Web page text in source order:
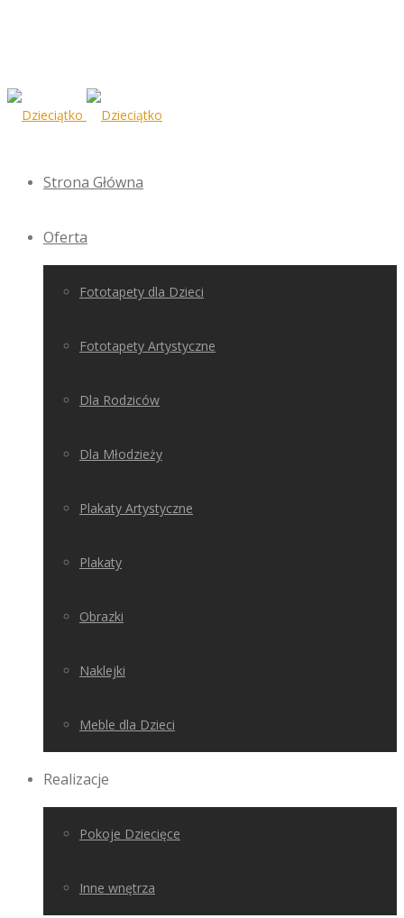
Strona Główna
Oferta
Fototapety dla Dzieci
Fototapety Artystyczne
Dla Rodziców
Dla Młodzieży
Plakaty Artystyczne
Plakaty
Obrazki
Naklejki
Meble dla Dzieci
Realizacje
Pokoje Dziecięce
Inne wnętrza